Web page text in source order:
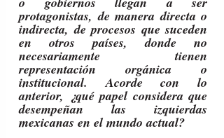
protagonistas, de manera directa o
indirecta, de procesos que suceden
en otros países, donde no
necesariamente tienen
representación orgánica o
institucional. Acorde con lo
anterior, ¿qué papel considera que
desempeñan las izquierdas
mexicanas en el mundo actual?